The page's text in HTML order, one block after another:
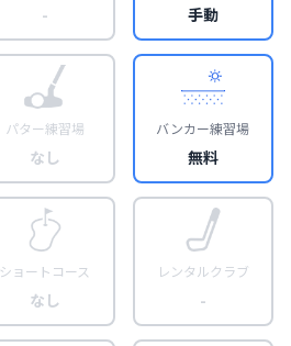
- 手動
パター練習場
なし
バンカー練習場
無料
ショートコース
なし
レンタルクラブ
-